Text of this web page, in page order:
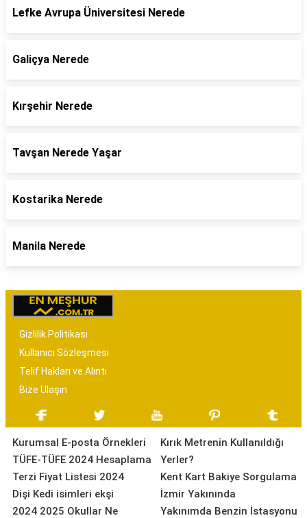
Lefke Avrupa Üniversitesi Nerede
Galiçya Nerede
Kırşehir Nerede
Tavşan Nerede Yaşar
Kostarika Nerede
Manila Nerede
Gizlilik Politikası
Kullanıcı Sözleşmesi
Telif Hakları ve Alıntı
Bize Ulaşın
Kurumsal E-posta Örnekleri
TÜFE-TÜFE 2024 Hesaplama
Terzi Fiyat Listesi 2024
Dişi Kedi isimleri ekşi
2024 2025 Okullar Ne
Kırık Metrenin Kullanıldığı
Yerler?
Kent Kart Bakiye Sorgulama
İzmir Yakınında
Yakınımda Benzin İstasyonu